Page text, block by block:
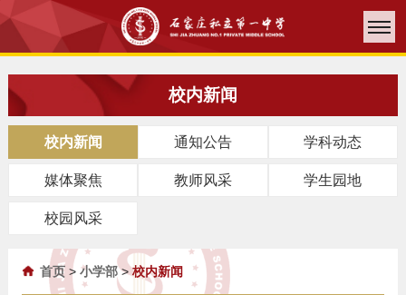
校内新闻
校内新闻 通知公告 学科动态
媒体聚焦 教师风采 学生园地
校园风采
首页> 小学部>校内新闻